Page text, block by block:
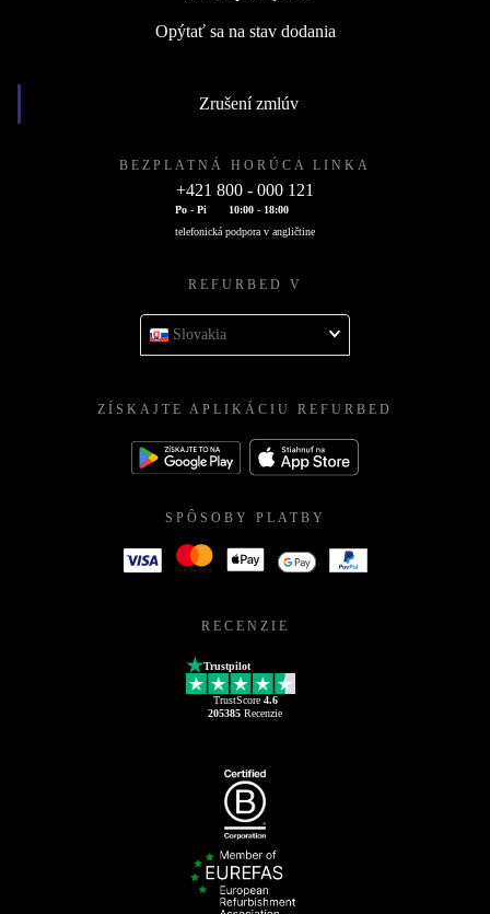
Opýtať sa na stav dodania
Zrušení zmlúv
BEZPLATNÁ HORÚCA LINKA
+421 800 - 000 121
Po - Pi
10:00 - 18:00
telefonická podpora v angličtine
REFURBED V
Slovakia
ZÍSKAJTE APLIKÁCIU REFURBED
SPÔSOBY PLATBY
RECENZIE
Trustpilot
TrustScore 4.6
205385 Recenzie